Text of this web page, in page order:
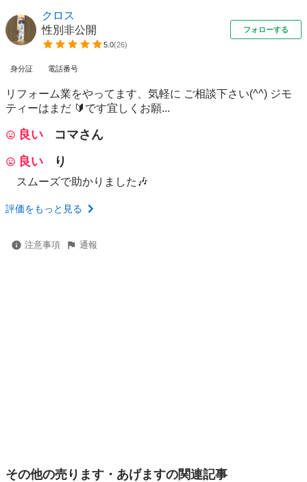
クロス
性別非公開
5.0(26)
フォローする
身分証 電話番号
リフォーム業をやってます、気軽に ご相談下さい(^^) ジモ
ティーはまだ 🔰です宜しくお願...
良い
コマさん
良い
り
スムーズで助かりました🎶
評価をもっと見る
注意事項 通報
その他の売ります・あげますの関連記事